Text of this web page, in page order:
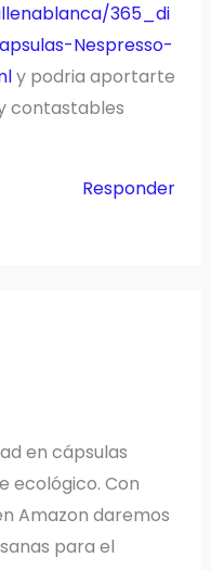
365_di
Nespresso-
y podria aportarte
contastables
Responder
en cápsulas
ecológico. Con
Amazon daremos
para el